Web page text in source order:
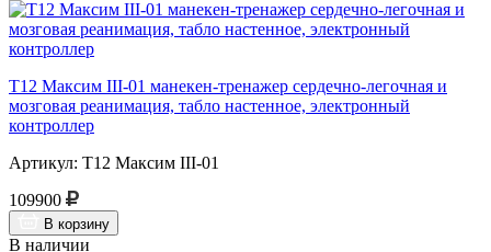
Т12 Максим III-01 манекен-тренажер сердечно-легочная и
мозговая реанимация, табло настенное, электронный
контроллер
Артикул: Т12 Максим III-01
109900
В корзину
В наличии